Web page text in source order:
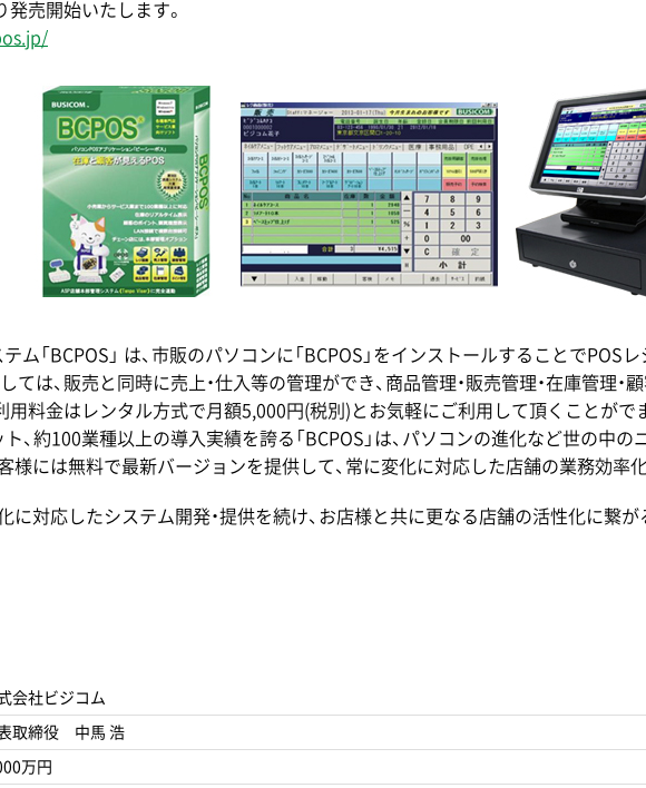
売開始いたします。
ム「BCPOS」 は、市販のパソコンに「BCPOS」をインストールすることでPOS
ては、販売と同時に売上・仕入等の管理ができ、商品管理・販売管理・在庫管理・
用料金はレンタル方式で月額5,000円(税別)とお気軽にご利用して頂くことがで
、約100業種以上の導入実績を誇る「BCPOS」は、パソコンの進化など世の中
様には無料で最新バージョンを提供して、常に変化に対応した店舗の業務効率
に対応したシステム開発・提供を続け、お店様と共に更なる店舗の活性化に繋
会社ビジコム
取締役 中馬 浩
万円